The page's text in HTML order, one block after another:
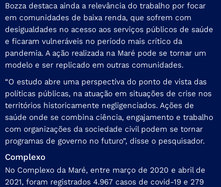
Bozza destaca ainda a relevância do trabalho por focar
em comunidades de baixa renda, que sofrem com
desigualdades no acesso aos serviços públicos de saúde
e ficaram vulneráveis no período mais crítico da
pandemia. A ação realizada na Maré pode se tornar um
modelo e ser replicado em outras comunidades.
“O estudo abre uma perspectiva do ponto de vista das
políticas públicas, na atuação em situações de crise nos
territórios historicamente negligenciados. Ações de
saúde onde se combina ciência, engajamento e trabalho
com organizações da sociedade civil podem se tornar
programas de governo no futuro”, disse o pesquisador.
Complexo
No Complexo da Maré, entre março de 2020 e abril de
2021, foram registrados 4.967 casos de covid-19 e 279